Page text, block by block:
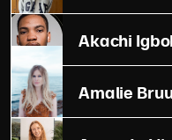
Akachi
Amalie